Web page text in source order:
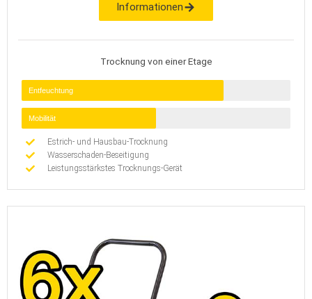
Informationen
Trocknung von einer Etage
Entfeuchtung
Mobilität
Estrich- und Hausbau-Trocknung
Wasserschaden-Beseitigung
Leistungsstärkstes Trocknungs-Gerät